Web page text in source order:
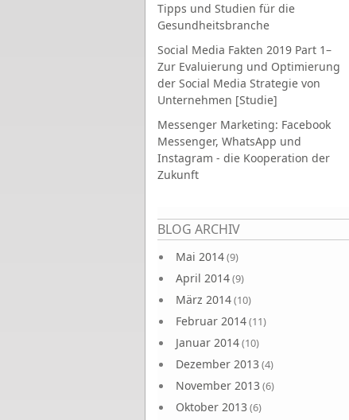
Tipps und Studien für die
Gesundheitsbranche
Social Media Fakten 2019 Part 1–
Zur Evaluierung und Optimierung
der Social Media Strategie von
Unternehmen [Studie]
Messenger Marketing: Facebook
Messenger, WhatsApp und
Instagram - die Kooperation der
Zukunft
BLOG ARCHIV
Mai 2014(9)
April 2014(9)
März 2014(10)
Februar 2014(11)
Januar 2014(10)
Dezember 2013 (4)
November 2013 (6)
Oktober 2013 (6)
Seiten